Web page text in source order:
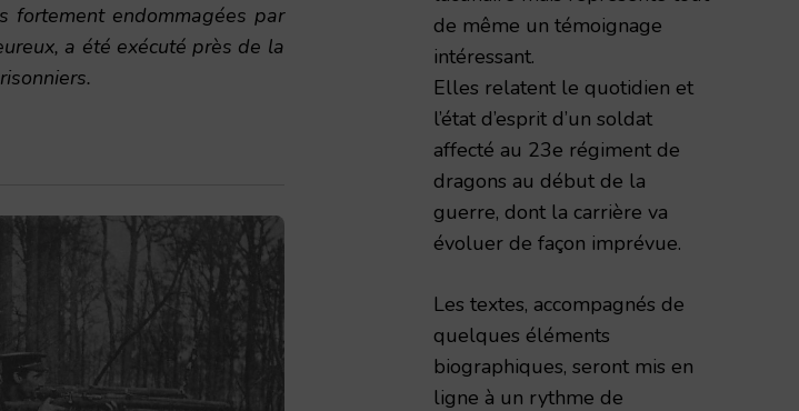
fortement endommagées par
a été exécuté près de la
de même un témoignage
intéressant.
Elles relatent le quotidien et
l’état d’esprit d’un soldat
affecté au 23e régiment de
dragons au début de la
guerre, dont la carrière va
évoluer de façon imprévue.
Les textes, accompagnés de
quelques éléments
biographiques, seront mis en
ligne à un rythme de